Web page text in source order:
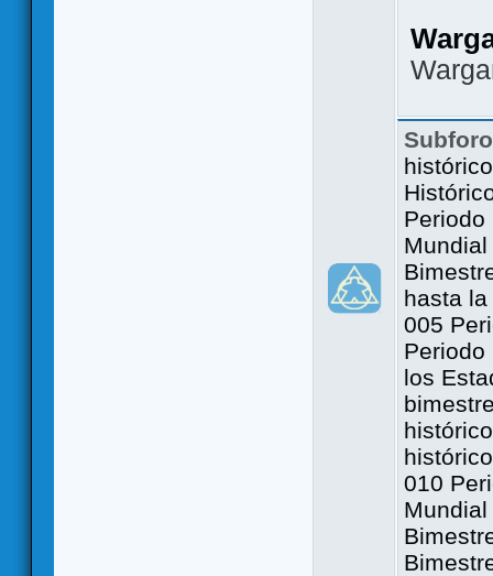
Periodo
hasta
005
Periodo
los
010